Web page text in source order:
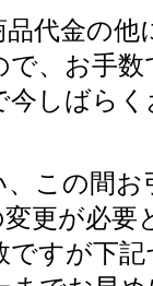
代金の他
、お手
しばら
この間お
更が必要
すが下